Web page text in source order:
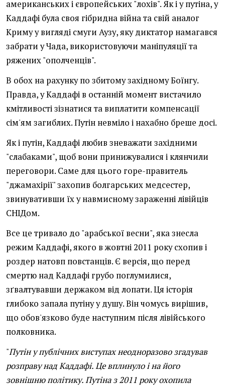
американських і європейських "лохів". Як і у путіна, у
Каддафі була своя гібридна війна та свій аналог
Криму у вигляді смуги Аузу, яку диктатор намагався
забрати у Чада, використовуючи маніпуляції та
ряжених "ополченців".
В обох на рахунку по збитому західному Боїнгу.
Правда, у Каддафі в останній момент вистачило
кмітливості зізнатися та виплатити компенсації
сім'ям загиблих. Путін невміло і нахабно бреше досі.
Як і путін, Каддафі любив зневажати західними
"слабаками", щоб вони принижувалися і клянчили
переговори. Саме для цього горе-правитель
"джамахірії" захопив болгарських медсестер,
звинувативши їх у навмисному зараженні лівійців
СНІДом.
Все це тривало до "арабської весни", яка знесла
режим Каддафі, якого в жовтні 2011 року схопив і
роздер натовп повстанців. Є версія, що перед
смертю над Каддафі грубо поглумилися,
зґвалтувавши держаком від лопати. Ця історія
глибоко запала путіну у душу. Він чомусь вирішив,
що обов'язково буде наступним після лівійського
полковника.
"Путін у публічних виступах неодноразово згадував
розправу над Каддафі. Це вплинуло і на його
зовнішню політику. Путіна з 2011 року охопила